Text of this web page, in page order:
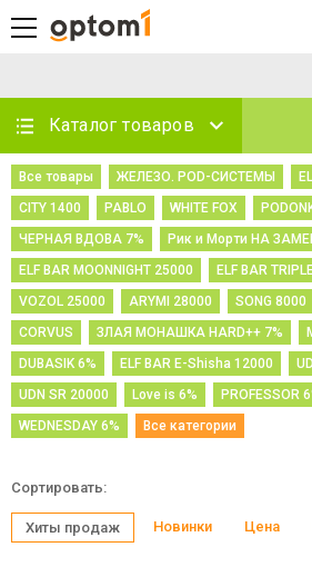
Каталог товаров
Все товары ЖЕЛЕЗО. POD-СИСТЕМЫ
CITY 1400
PABLO WHITE FOX
ЧЕРНАЯ ВДОВА 7%
Рик и Морти НА
ELF BAR MOONNIGHT 25000
ELF BAR
VOZOL 25000
ARYMI 28000 SONG 8000
CORVUS
ЗЛАЯ МОНАШКА HARD++ 7%
DUBASIK 6%
ELF BAR E-Shisha 12000
UDN SR 20000
Love is 6% PROFESSOR
WEDNESDAY 6%
Все категории
Сортировать:
Хиты продаж Новинки Цена